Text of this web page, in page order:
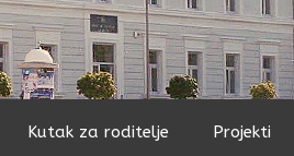
Kutak za roditelje Projekti